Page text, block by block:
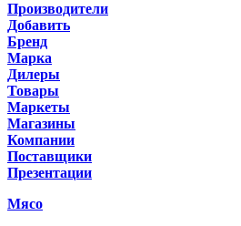
Производители
Добавить
Бренд
Марка
Дилеры
Товары
Маркеты
Магазины
Компании
Поставщики
Презентации
Мясо